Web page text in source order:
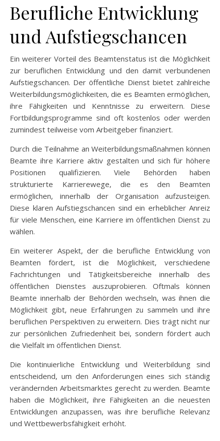
Berufliche Entwicklung
und Aufstiegschancen
Ein weiterer Vorteil des Beamtenstatus ist die Möglichkeit
zur beruflichen Entwicklung und den damit verbundenen
Aufstiegschancen. Der öffentliche Dienst bietet zahlreiche
Weiterbildungsmöglichkeiten, die es Beamten ermöglichen,
ihre Fähigkeiten und Kenntnisse zu erweitern. Diese
Fortbildungsprogramme sind oft kostenlos oder werden
zumindest teilweise vom Arbeitgeber finanziert.
Durch die Teilnahme an Weiterbildungsmaßnahmen können
Beamte ihre Karriere aktiv gestalten und sich für höhere
Positionen qualifizieren. Viele Behörden haben
strukturierte Karrierewege, die es den Beamten
ermöglichen, innerhalb der Organisation aufzusteigen.
Diese klaren Aufstiegschancen sind ein erheblicher Anreiz
für viele Menschen, eine Karriere im öffentlichen Dienst zu
wählen.
Ein weiterer Aspekt, der die berufliche Entwicklung von
Beamten fördert, ist die Möglichkeit, verschiedene
Fachrichtungen und Tätigkeitsbereiche innerhalb des
öffentlichen Dienstes auszuprobieren. Oftmals können
Beamte innerhalb der Behörden wechseln, was ihnen die
Möglichkeit gibt, neue Erfahrungen zu sammeln und ihre
beruflichen Perspektiven zu erweitern. Dies trägt nicht nur
zur persönlichen Zufriedenheit bei, sondern fördert auch
die Vielfalt im öffentlichen Dienst.
Die kontinuierliche Entwicklung und Weiterbildung sind
entscheidend, um den Anforderungen eines sich ständig
verändernden Arbeitsmarktes gerecht zu werden. Beamte
haben die Möglichkeit, ihre Fähigkeiten an die neuesten
Entwicklungen anzupassen, was ihre berufliche Relevanz
und Wettbewerbsfähigkeit erhöht.